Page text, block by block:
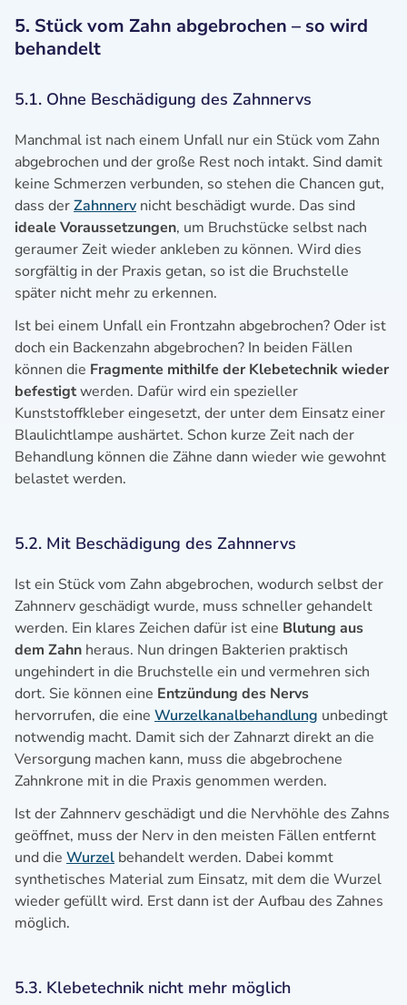
5. Stück vom Zahn abgebrochen – so wird
behandelt
5.1. Ohne Beschädigung des Zahnnervs
Manchmal ist nach einem Unfall nur ein Stück vom Zahn
abgebrochen und der große Rest noch intakt. Sind damit
keine Schmerzen verbunden, so stehen die Chancen gut,
dass derZahnnerv nicht beschädigt wurde. Das sind
ideale Voraussetzungen, um Bruchstücke selbst nach
geraumer Zeit wieder ankleben zu können. Wird dies
sorgfältig in der Praxis getan, so ist die Bruchstelle
später nicht mehr zu erkennen.
Ist bei einem Unfall ein Frontzahn abgebrochen? Oder ist
doch ein Backenzahn abgebrochen? In beiden Fällen
können die Fragmente mithilfe der Klebetechnik wieder
befestigtwerden. Dafür wird ein spezieller
Kunststoffkleber eingesetzt, der unter dem Einsatz einer
Blaulichtlampe aushärtet. Schon kurze Zeit nach der
Behandlung können die Zähne dann wieder wie gewohnt
belastet werden.
5.2. Mit Beschädigung des Zahnnervs
Ist ein Stück vom Zahn abgebrochen, wodurch selbst der
Zahnnerv geschädigt wurde, muss schneller gehandelt
werden. Ein klares Zeichen dafür ist eine Blutung aus
dem Zahn heraus. Nun dringen Bakterien praktisch
ungehindert in die Bruchstelle ein und vermehren sich
dort. Sie können eine Entzündung des Nervs
hervorrufen, die eine Wurzelkanalbehandlung unbedingt
notwendig macht. Damit sich der Zahnarzt direkt an die
Versorgung machen kann, muss die abgebrochene
Zahnkrone mit in die Praxis genommen werden.
Ist der Zahnnerv geschädigt und die Nervhöhle des Zahns
geöffnet, muss der Nerv in den meisten Fällen entfernt
und die Wurzel behandelt werden. Dabei kommt
synthetisches Material zum Einsatz, mit dem die Wurzel
wieder gefüllt wird. Erst dann ist der Aufbau des Zahnes
möglich.
5.3. Klebetechnik nicht mehr möglich